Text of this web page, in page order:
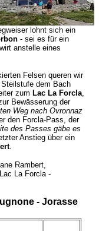
lohnt sich ein
- sei es für ein
anstelle eines
Felsen queren wir
dem Bach
zum Lac La Forcla
Bewässerung der
Weg nach Ovronnaz
den Forcla-Pass, der
des Passes gäbe es
Anstieg über ein
.
Rambert,
La Forcla -
- Jorasse